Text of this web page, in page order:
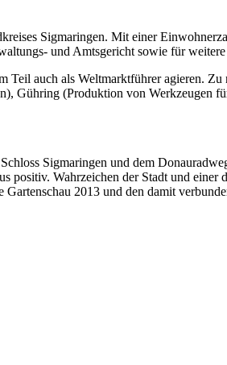
Sigmaringen. Mit einer
und Amtsgericht sowie für
auch als Weltmarktführer agieren. Zu
Gühring (Produktion von Werkzeugen
Sigmaringen und dem
positiv. Wahrzeichen der Stadt und einer
2013 und den damit